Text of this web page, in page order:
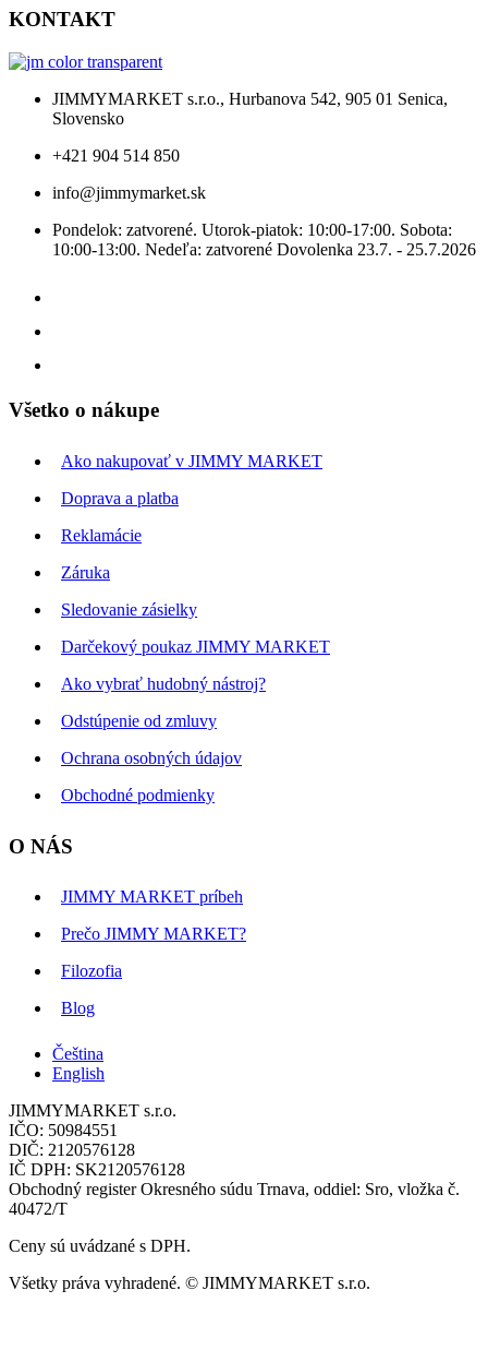
KONTAKT
JIMMYMARKET s.r.o., Hurbanova 542, 905 01 Senica,
Slovensko
+421 904 514 850
info@jimmymarket.sk
Pondelok: zatvorené. Utorok-piatok: 10:00-17:00. Sobota:
10:00-13:00. Nedeľa: zatvorené Dovolenka 23.7. - 25.7.2026
Všetko o nákupe
Ako nakupovať v JIMMY MARKET
Doprava a platba
Reklamácie
Záruka
Sledovanie zásielky
Darčekový poukaz JIMMY MARKET
Ako vybrať hudobný nástroj?
Odstúpenie od zmluvy
Ochrana osobných údajov
Obchodné podmienky
O NÁS
JIMMY MARKET príbeh
Prečo JIMMY MARKET?
Filozofia
Blog
Čeština
English
JIMMYMARKET s.r.o.
IČO: 50984551
DIČ: 2120576128
IČ DPH: SK2120576128
Obchodný register Okresného súdu Trnava, oddiel: Sro, vložka č.
40472/T
Ceny sú uvádzané s DPH.
Všetky práva vyhradené. © JIMMYMARKET s.r.o.